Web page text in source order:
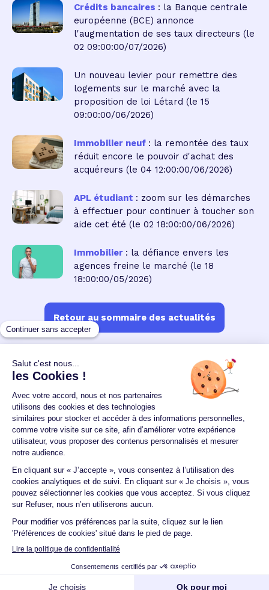
Crédits bancaires : la Banque centrale
européenne (BCE) annonce
l'augmentation de ses taux directeurs (le
02 09:00:00/07/2026)
Un nouveau levier pour remettre des
logements sur le marché avec la
proposition de loi Létard (le 15
09:00:00/06/2026)
Immobilier neuf : la remontée des taux
réduit encore le pouvoir d'achat des
acquéreurs (le 04 12:00:00/06/2026)
APL étudiant : zoom sur les démarches
à effectuer pour continuer à toucher son
aide cet été (le 02 18:00:00/06/2026)
Immobilier : la défiance envers les
agences freine le marché (le 18
18:00:00/05/2026)
Retour au sommaire des actualités
Un crédit vous engage et doit être remboursé.
Vérifiez vos capacités de remboursement avant de
vous engager.
Aucun versement, de quelque nature que ce soit, ne
peut être exigé d'un particulier avant l'obtention
d'un ou plusieurs prêts d'argent.
© 2026 Guide du crédit •Plan du site• Mentions
Accessibilité Contact